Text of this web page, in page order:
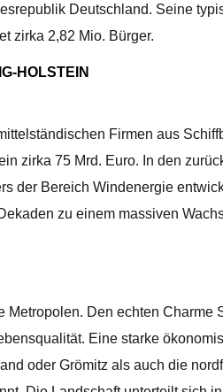
Deutschland. Seine
zirka 2,82 Mio. Bürger.
HOLSTEIN
Firmen aus
zirka 75 Mrd. Euro. In den
der Bereich Windenergie
zu einem massiven
Den echten
Eine starke
oder Grömitz als auch die